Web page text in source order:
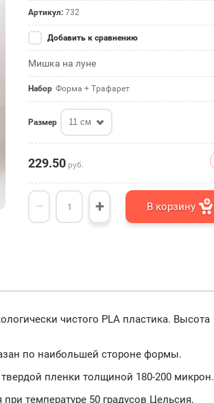
Артикул: 732
Добавить к сравнению
Мишка на луне
Набор Форма + Трафарет
Размер 11 см
229.50 руб.
− + В корзину
чистого PLA пластика. Высота
по наибольшей стороне формы.
пленки толщиной 180-200 микрон.
температуре 50 градусов Цельсия,